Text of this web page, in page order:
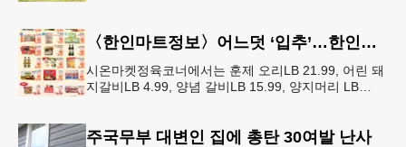
〈한인마트정보〉어느덧 ‘입추’…한인마트 먹거리로 가족 입맛 챙기기
시온마켓정육코너에서는 훈제 오리LB 21.99, 어린 돼
지갈비LB 4.99, 양념 갈비LB 15.99, 양지머리 LB
주국무부 대변인 집에 총탄 30여발 난사